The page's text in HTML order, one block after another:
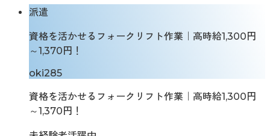
派遣
資格を活かせるフォークリフト作業｜高時給1,300円
～1,370円！
oki285
資格を活かせるフォークリフト作業｜高時給1,300円
～1,370円！